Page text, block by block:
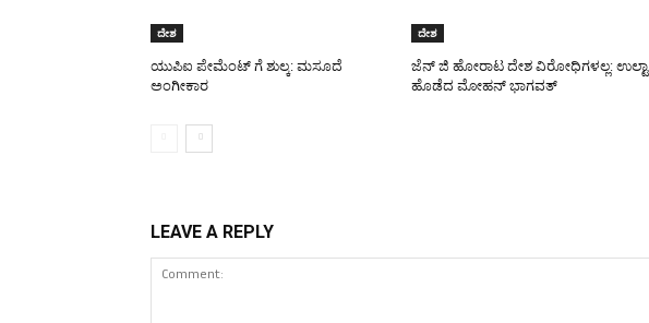
ದೇಶ
ಯುಪಿಐ ಪೇಮೆಂಟ್ ಗೆ ಶುಲ್ಕ: ಮಸೂದೆ
ಅಂಗೀಕಾರ
ದೇಶ
ಜೆನ್ ಜಿ ಹೋರಾಟ ದೇಶ ವಿರೋಧಿಗಳಲ್ಲ: ಉಲ್ಟಾ
ಹೊಡೆದ ಮೋಹನ್ ಭಾಗವತ್
LEAVE A REPLY